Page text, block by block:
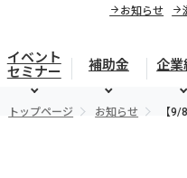
イベント
セミナー
補助金 企業
お知らせ
トップページ お知らせ 【